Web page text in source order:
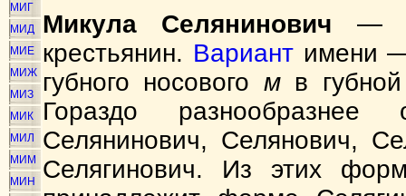
МИГ
МИД
МИЕ
МИЖ
МИЗ
МИК
МИЛ
МИМ
МИН
Микула Селянинович —
крестьянин. Вариантимени —
губного носового мв
Гораздо разнообразнее
Селянинович, Селянович,
Селягинович. Из этих